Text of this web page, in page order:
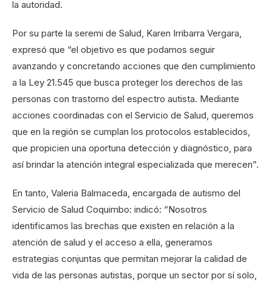
la autoridad.
Por su parte la seremi de Salud, Karen Irribarra Vergara,
expresó que “el objetivo es que podamos seguir
avanzando y concretando acciones que den cumplimiento
a la Ley 21.545 que busca proteger los derechos de las
personas con trastorno del espectro autista. Mediante
acciones coordinadas con el Servicio de Salud, queremos
que en la región se cumplan los protocolos establecidos,
que propicien una oportuna detección y diagnóstico, para
así brindar la atención integral especializada que merecen”.
En tanto, Valeria Balmaceda, encargada de autismo del
Servicio de Salud Coquimbo: indicó: “Nosotros
identificamos las brechas que existen en relación a la
atención de salud y el acceso a ella, generamos
estrategias conjuntas que permitan mejorar la calidad de
vida de las personas autistas, porque un sector por sí solo,